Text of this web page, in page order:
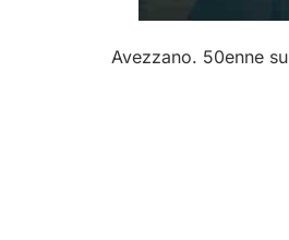
Avezzano. 50enne